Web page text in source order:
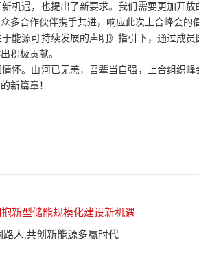
机遇，也提出了新要求。我们需要更加开
多合作伙伴携手共进，响应此次上合峰会的
能源可持续发展的声明》指引下，通过成
积极贡献。
怀。山河已无恙，吾辈当自强，上合组织
新篇章！
新型储能规模化建设新机遇
人,共创新能源多赢时代